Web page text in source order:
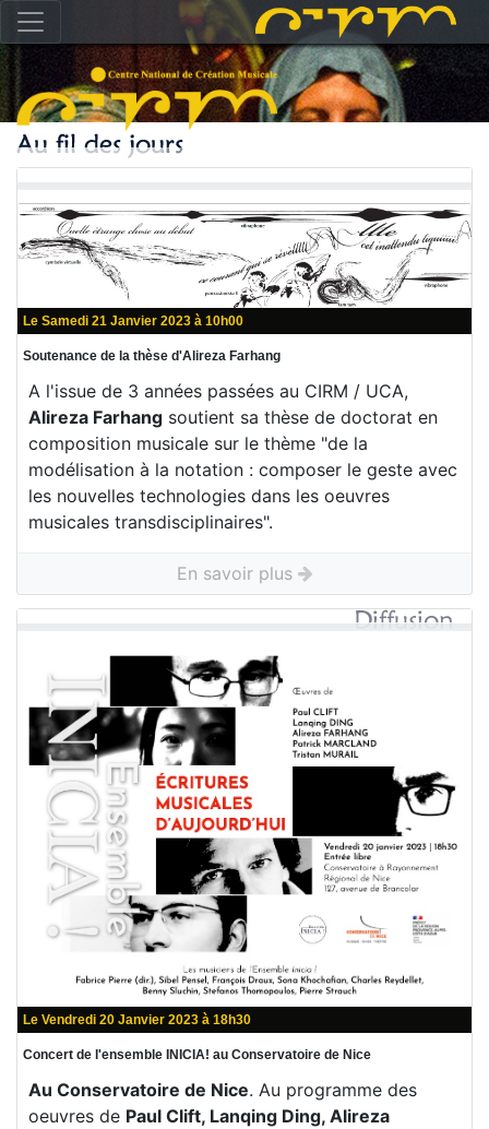
Le Samedi 21 Janvier 2023 à 10h00
Soutenance de la thèse d'Alireza Farhang
A l'issue de 3 années passées au CIRM / UCA,
Alireza Farhang soutient sa thèse de doctorat en
composition musicale sur le thème "de la
modélisation à la notation : composer le geste avec
les nouvelles technologies dans les oeuvres
musicales transdisciplinaires".
En savoir plus
Le Vendredi 20 Janvier 2023 à 18h30
Concert de l'ensemble INICIA! au Conservatoire de Nice
Au Conservatoire de Nice. Au programme des
oeuvres de Paul Clift, Lanqing Ding, Alireza